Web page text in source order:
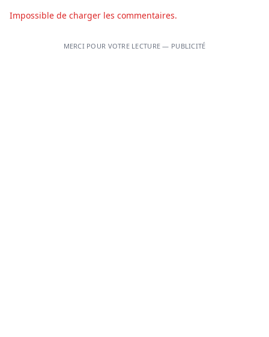
Impossible de charger les commentaires.
MERCI POUR VOTRE LECTURE — PUBLICITÉ